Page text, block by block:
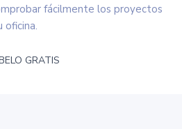
fácilmente los proyectos
oficina.
GRATIS